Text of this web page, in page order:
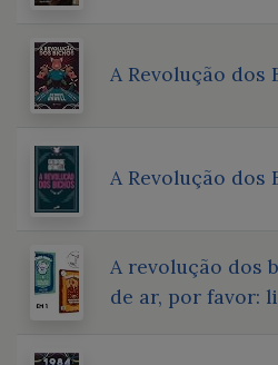
A Revolução dos
A Revolução
A revolução dos
de ar, por favor: